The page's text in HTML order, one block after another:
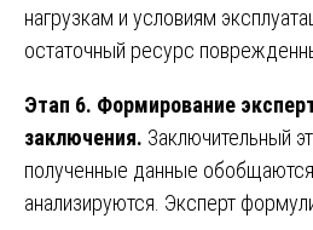
нагрузкам и условиям
остаточный ресурс
Этап 6. Формирование
заключения. Заключительный
полученные данные
анализируются. Эксперт